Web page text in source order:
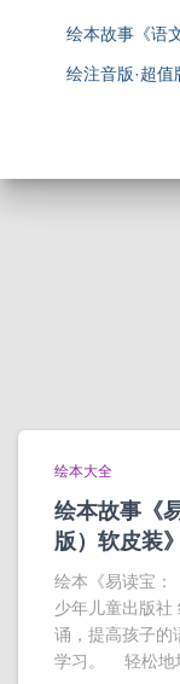
绘本故事《语
绘注音版·超
绘本大全
绘本故事《
版）软皮装
绘本《易读宝：
少年儿童出版
诵，提高孩子的
学习。 轻松地